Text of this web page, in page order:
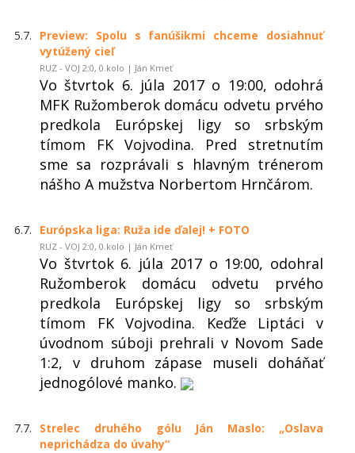
5.7.
Preview: Spolu s fanúšikmi chceme dosiahnuť
vytúžený cieľ
RUZ - VOJ 2:0, 0.kolo | Ján Kmeť
Vo štvrtok 6. júla 2017 o 19:00, odohrá
MFK Ružomberok domácu odvetu prvého
predkola Európskej ligy so srbským
tímom FK Vojvodina. Pred stretnutím
sme sa rozprávali s hlavným trénerom
nášho A mužstva Norbertom Hrnčárom.
6.7. Európska liga: Ruža ide ďalej! + FOTO
RUZ - VOJ 2:0, 0.kolo | Ján Kmeť
Vo štvrtok 6. júla 2017 o 19:00, odohral
Ružomberok domácu odvetu prvého
predkola Európskej ligy so srbským
tímom FK Vojvodina. Keďže Liptáci v
úvodnom súboji prehrali v Novom Sade
1:2, v druhom zápase museli doháňať
jednogólové manko.
7.7.
Strelec druhého gólu Ján Maslo: „Oslava
neprichádza do úvahy“